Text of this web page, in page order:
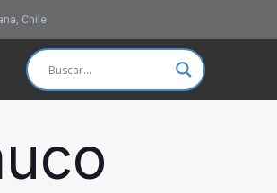
Chile